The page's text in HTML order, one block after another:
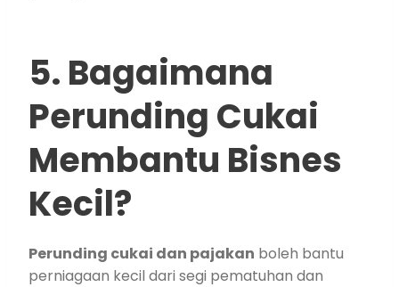
5. Bagaimana
Perunding Cukai
Membantu Bisnes
Kecil?
Perunding cukai dan pajakan boleh bantu
perniagaan kecil dari segi pematuhan dan